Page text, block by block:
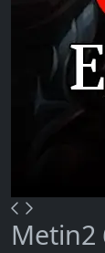
Metin2